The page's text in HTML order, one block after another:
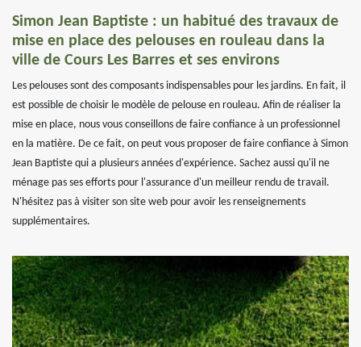
Simon Jean Baptiste : un habitué des travaux de
mise en place des pelouses en rouleau dans la
ville de Cours Les Barres et ses environs
Les pelouses sont des composants indispensables pour les jardins. En fait, il
est possible de choisir le modèle de pelouse en rouleau. Afin de réaliser la
mise en place, nous vous conseillons de faire confiance à un professionnel
en la matière. De ce fait, on peut vous proposer de faire confiance à Simon
Jean Baptiste qui a plusieurs années d'expérience. Sachez aussi qu'il ne
ménage pas ses efforts pour l'assurance d'un meilleur rendu de travail.
N'hésitez pas à visiter son site web pour avoir les renseignements
supplémentaires.